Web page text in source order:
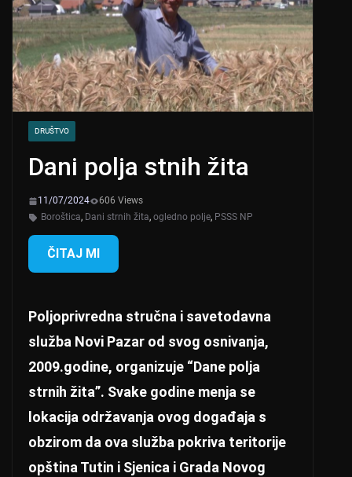
DRUŠTVO
Dani polja stnih žita
11/07/2024
606 Views
Boroštica, Dani strnih žita, ogledno polje, PSSS NP
ČITAJ MI
Poljoprivredna stručna i savetodavna
služba Novi Pazar od svog osnivanja,
2009.godine, organizuje “Dane polja
strnih žita”. Svake godine menja se
lokacija održavanja ovog događaja s
obzirom da ova služba pokriva teritorije
opština Tutin i Sjenica i Grada Novog